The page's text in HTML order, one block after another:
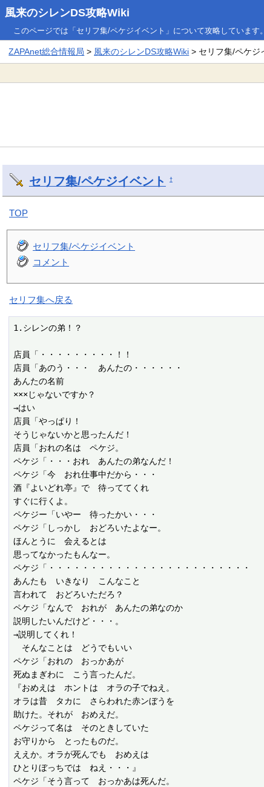
風来のシレンDS攻略Wiki
このページでは「セリフ集/ペケジイベント」について攻略しています。
ZAPAnet総合情報局 > 風来のシレンDS攻略Wiki > セリフ集/ペケジ
セリフ集/ペケジイベント †
TOP
セリフ集/ペケジイベント
コメント
セリフ集へ戻る
1.シレンの弟！？
店員「・・・・・・・・・！！
店員「あのう・・・　あんたの・・・・・・
あんたの名前
×××じゃないですか？
→はい
店員「やっぱり！
そうじゃないかと思ったんだ！
店員「おれの名は　ペケジ。
ペケジ「・・・おれ　あんたの弟なんだ！
ペケジ「今　おれ仕事中だから・・・
酒『よいどれ亭』で　待っててくれ
すぐに行くよ。
ペケジー「いやー　待ったかい・・・
ペケジ「しっかし　おどろいたよなー。
ほんとうに　会えるとは
思ってなかったもんなー。
ペケジ「・・・・・・・・・・・・・・・・・・・・・・・・
あんたも　いきなり　こんなこと
言われて　おどろいただろ？
ペケジ「なんで　おれが　あんたの弟なのか
説明したいんだけど・・・。
→説明してくれ！
そんなことは　どうでもいい
ペケジ「おれの　おっかあが
死ぬまぎわに　こう言ったんだ。
『おめえは　ホントは　オラの子でねえ。
オラは昔　タカに　さらわれた赤ンぼうを
助けた。それが　おめえだ。
ペケジって名は　そのときしていた
お守りから　とったものだ。
ええか。オラが死んでも　おめえは
ひとりぼっちでは　ねえ・・・』
ペケジ「そう言って　おっかあは死んだ。